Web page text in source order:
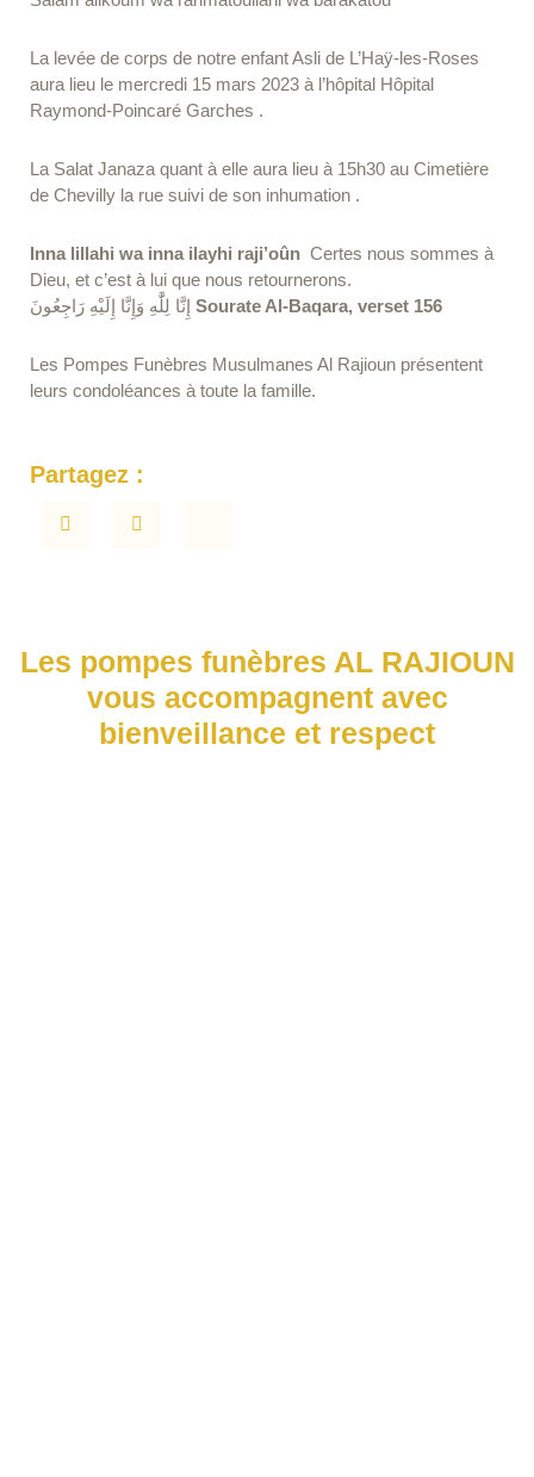
La levée de corps de notre enfant Asli de L’Haÿ-les-Roses
aura lieu le mercredi 15 mars 2023 à l’hôpital Hôpital
Raymond-Poincaré Garches .
La Salat Janaza quant à elle aura lieu à 15h30 au Cimetière
de Chevilly la rue suivi de son inhumation .
Inna lillahi wa inna ilayhi raji’oûn Certes nous sommes à
Dieu, et c’est à lui que nous retournerons.
Sourate Al-Baqara, verset 156
Les Pompes Funèbres Musulmanes Al Rajioun présentent
leurs condoléances à toute la famille.
Partagez :
Les pompes funèbres AL RAJIOUN
vous accompagnent avec
bienveillance et respect